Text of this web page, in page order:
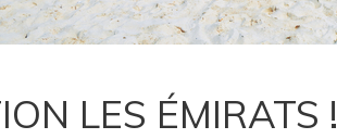
LES ÉMIRATS !